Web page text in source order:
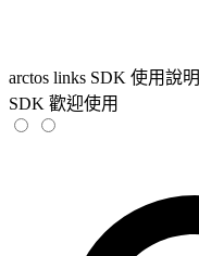
arctos links SDK 使用說明
SDK 歡迎使用